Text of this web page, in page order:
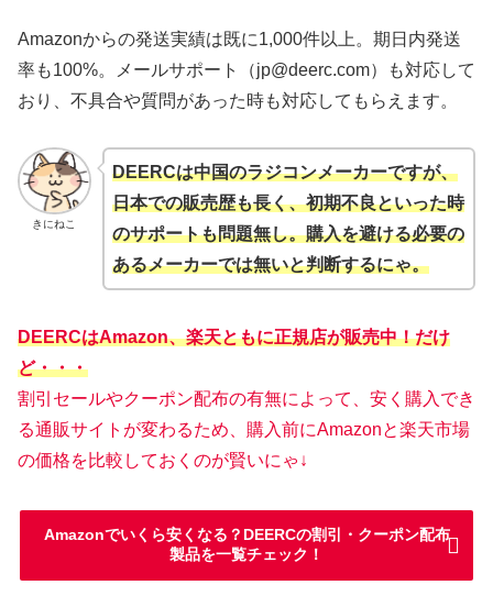
Amazonからの発送実績は既に1,000件以上。期日内発送
率も100%。メールサポート（jp@deerc.com）も対応して
おり、不具合や質問があった時も対応してもらえます。
きにねこ
DEERCは中国のラジコンメーカーですが、
日本での販売歴も長く、初期不良といった時
のサポートも問題無し。購入を避ける必要の
あるメーカーでは無いと判断するにゃ。
DEERCはAmazon、楽天ともに正規店が販売中！だけ
ど・・・
割引セールやクーポン配布の有無によって、安く購入でき
る通販サイトが変わるため、購入前にAmazonと楽天市場
の価格を比較しておくのが賢いにゃ↓
Amazonでいくら安くなる？DEERCの割引・クーポン配布
製品を一覧チェック！